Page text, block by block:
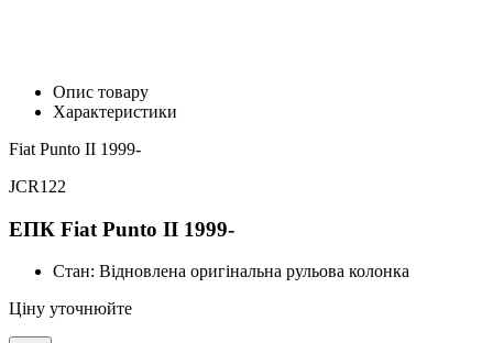
Опис товару
Характеристики
Fiat Punto II 1999-
JCR122
ЕПК Fiat Punto II 1999-
Стан: Відновлена оригінальна рульова колонка
Ціну уточнюйте